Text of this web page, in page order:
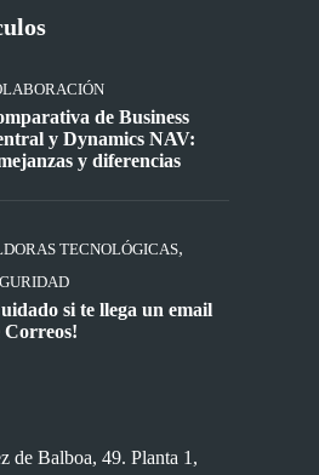
de Business
y Dynamics NAV:
y diferencias
TECNOLÓGICAS,
si te llega un email
Correos!
de Balboa, 49. Planta 1,